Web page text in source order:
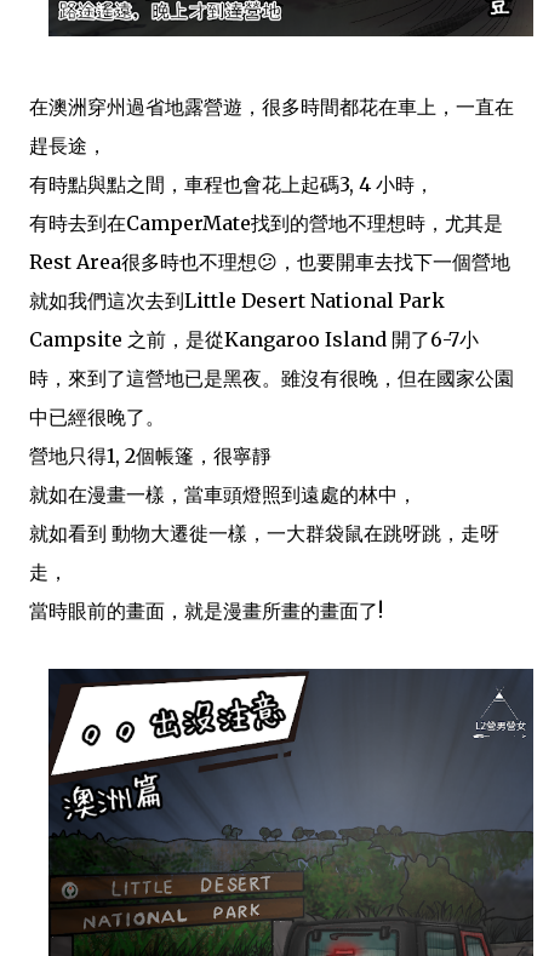
在澳洲穿州過省地露營遊，很多時間都花在車上，一直在
趕長途，
有時點與點之間，車程也會花上起碼3, 4 小時，
有時去到在CamperMate找到的營地不理想時，尤其是
Rest Area很多時也不理想😕，也要開車去找下一個營地
就如我們這次去到Little Desert National Park
Campsite 之前，是從Kangaroo Island 開了6-7小
時，來到了這營地已是黑夜。雖沒有很晚，但在國家公園
中已經很晚了。
營地只得1, 2個帳篷，很寧靜
就如在漫畫一樣，當車頭燈照到遠處的林中，
就如看到 動物大遷徙一樣，一大群袋鼠在跳呀跳，走呀
走，
當時眼前的畫面，就是漫畫所畫的畫面了!